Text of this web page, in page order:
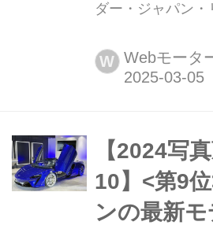
ダー・ジャパン
モーティブ リミ
本市場における「
ダー ジャパン リ
ン」を設定。
に展開することを
W Webモータ
【2024写
10】<第9
ンの最新